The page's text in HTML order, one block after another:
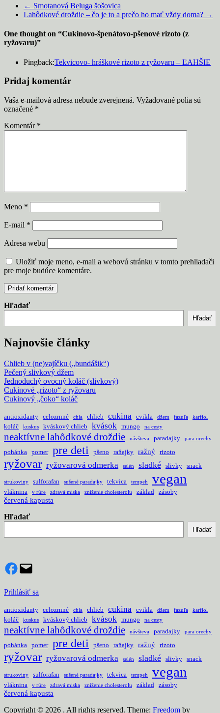
← Smotanová Beluga šošovica
Lahôdkové droždie – čo je to a prečo ho mať vždy doma? →
One thought on “Cukinovo-špenátovo-pšenové rizoto (z
ryžovaru)”
Pingback:Tekvicovo- hráškové rizoto z ryžovaru – ĽAHŠIE
Pridaj komentár
Vaša e-mailová adresa nebude zverejnená. Vyžadované polia sú
označené *
Komentár *
Meno *
E-mail *
Adresa webu
Uložiť moje meno, e-mail a webovú stránku v tomto prehliadači
pre moje budúce komentáre.
Hľadať
Hľadať
Najnovšie články
Chlieb v (ne)vajíčku („bundášik“)
Pečený slivkový džem
Jednoduchý ovocný koláč (slivkový)
Cukinové „rizoto“ z ryžovaru
Cukinový „čoko“ koláč
antioxidanty celozrnné chia chlieb cukina cvikla džem fazuľa karfiol
koláč kuskus kváskový chlieb kvások mungo na cesty
neaktívne lahôdkové droždie návšteva paradajky para orechy
pohánka pomer pre deti pšeno raňajky ražný rizoto
ryžovar ryžovarová odmerka selén sladké slivky snack
strukoviny sulforafan sušené paradajky tekvica tempeh vegan
vláknina v rúre zdravá miska zníženie cholesterolu základ zásoby
červená kapusta
Hľadať
Hľadať
Facebook
Mail
Prihlásiť sa
antioxidanty celozrnné chia chlieb cukina cvikla džem fazuľa karfiol
koláč kuskus kváskový chlieb kvások mungo na cesty
neaktívne lahôdkové droždie návšteva paradajky para orechy
pohánka pomer pre deti pšeno raňajky ražný rizoto
ryžovar ryžovarová odmerka selén sladké slivky snack
strukoviny sulforafan sušené paradajky tekvica tempeh vegan
vláknina v rúre zdravá miska zníženie cholesterolu základ zásoby
červená kapusta
Copyright © 2026 . All rights reserved. Theme: Freedom by